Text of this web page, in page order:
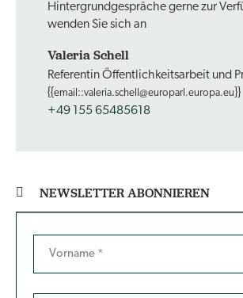
Hintergrundgespräche gerne zur
wenden Sie sich an
Valeria Schell
Referentin Öffentlichkeitsarbeit und
{{email::valeria.schell@europarl.europa.eu }}
+49 155 65485618
NEWSLETTER ABONNIEREN